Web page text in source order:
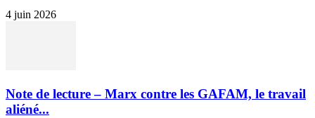
4 juin 2026
Note de lecture – Marx contre les GAFAM, le travail
aliéné...